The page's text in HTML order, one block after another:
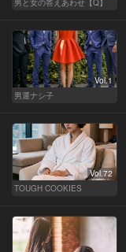
Vol.1
男運ナシ子
Vol.72
TOUGH COOKIES